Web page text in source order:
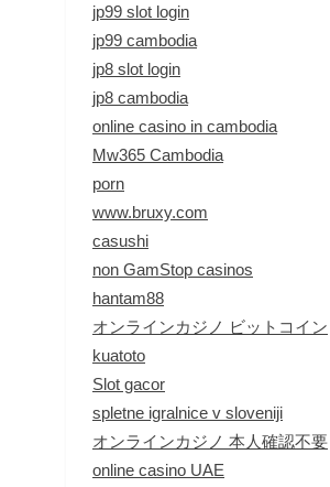
jp99 slot login
jp99 cambodia
jp8 slot login
jp8 cambodia
online casino in cambodia
Mw365 Cambodia
porn
www.bruxy.com
casushi
non GamStop casinos
hantam88
オンラインカジノ ビットコイン
kuatoto
Slot gacor
spletne igralnice v sloveniji
オンラインカジノ 本人確認不要
online casino UAE